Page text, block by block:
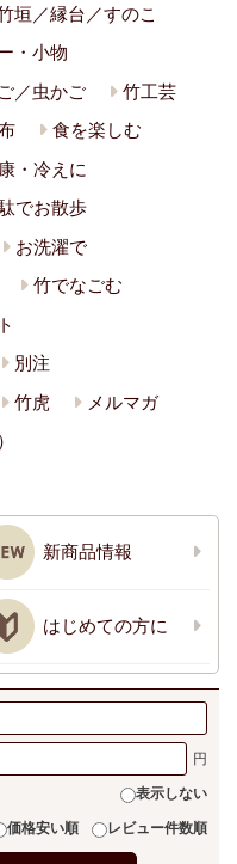
垣／縁台／すのこ
・小物
／虫かご
竹工芸
食を楽しむ
・冷えに
でお散歩
お洗濯で
竹でなごむ
別注
竹虎
メルマガ
新商品情報
はじめての方に
表示しない
価格安い順 レビュー件数順